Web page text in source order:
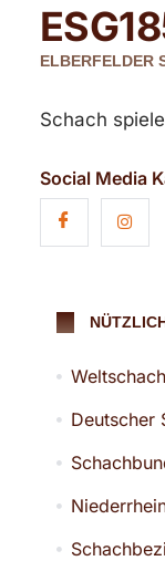
ESG
ELBERFELDER
Schach
Social Media
Deutscher